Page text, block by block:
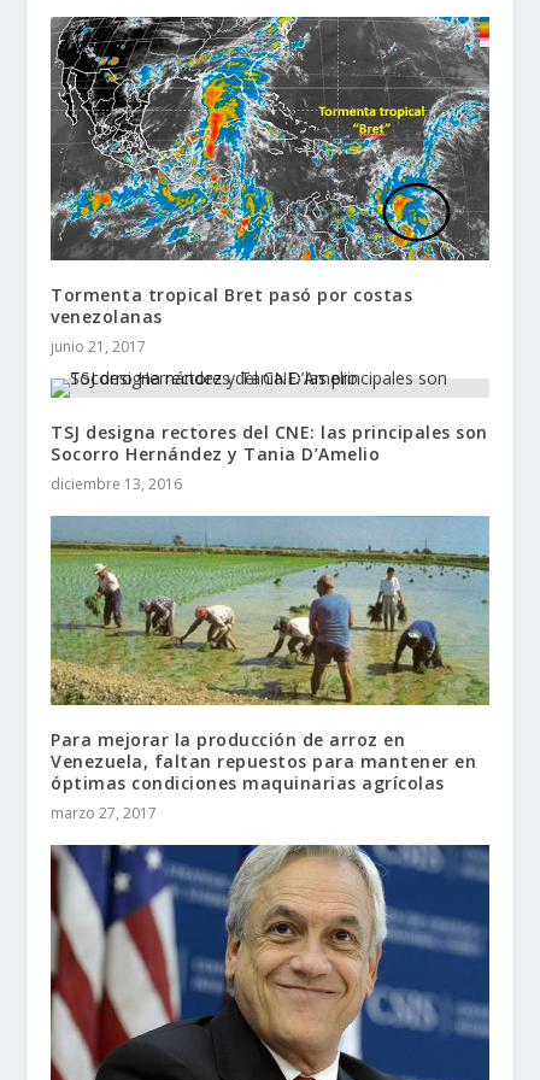
Tormenta tropical Bret pasó por costas
venezolanas
junio 21, 2017
TSJ designa rectores del CNE: las principales son
Socorro Hernández y Tania D’Amelio
diciembre 13, 2016
Para mejorar la producción de arroz en
Venezuela, faltan repuestos para mantener en
óptimas condiciones maquinarias agrícolas
marzo 27, 2017